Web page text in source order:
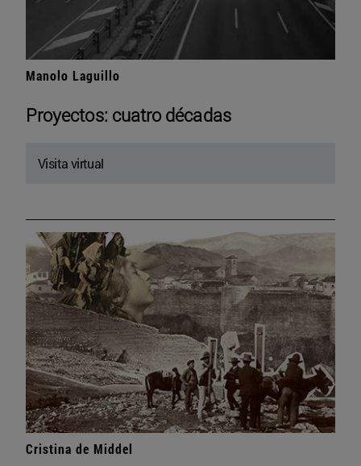
Manolo Laguillo
Proyectos: cuatro décadas
Visita virtual
Cristina de Middel